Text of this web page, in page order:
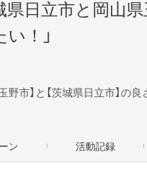
県日立市と岡山
！」
市】と【茨城県日立市】の
ン 活動記録